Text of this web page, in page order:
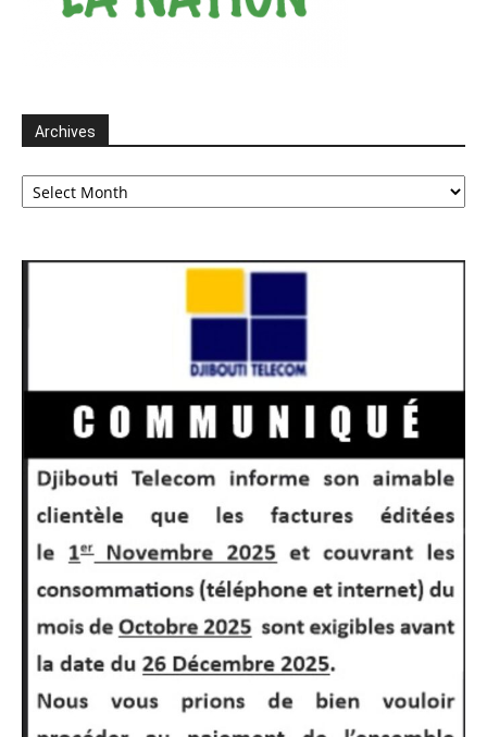
Archives
Archives